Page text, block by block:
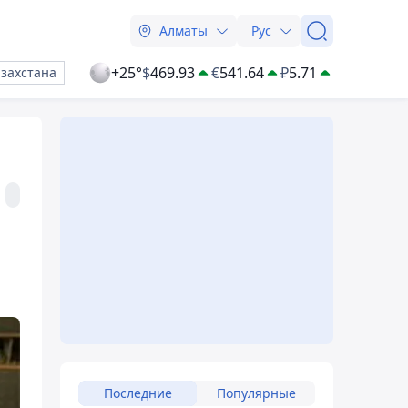
Алматы Рус
+25°$469.93 €541.64 ₽5.71
Последние Популярные